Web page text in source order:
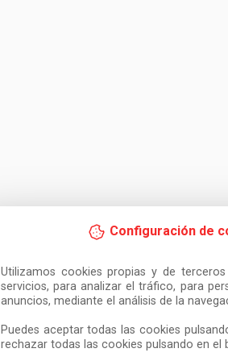
Configuración de
Utilizamos cookies propias y de
servicios, para analizar el tráfico, para
anuncios, mediante el análisis de la
Puedes aceptar todas las cookies
rechazar todas las cookies pulsando en el